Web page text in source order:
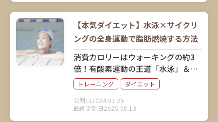
いただきました。
【本気ダイエット】水泳×サイクリ
ングの全身運動で脂肪燃焼する方法
トレーニング ダイエット
公開日2024.03.25
最終更新日2025.08.13
消費カロリーはウォーキングの約3
倍！有酸素運動の王道「水泳」＆
「サイクリング」がやっぱりすご
い！目指す目標に合わせて、最適な
泳ぎ方やサイクリングスピードを解
説。